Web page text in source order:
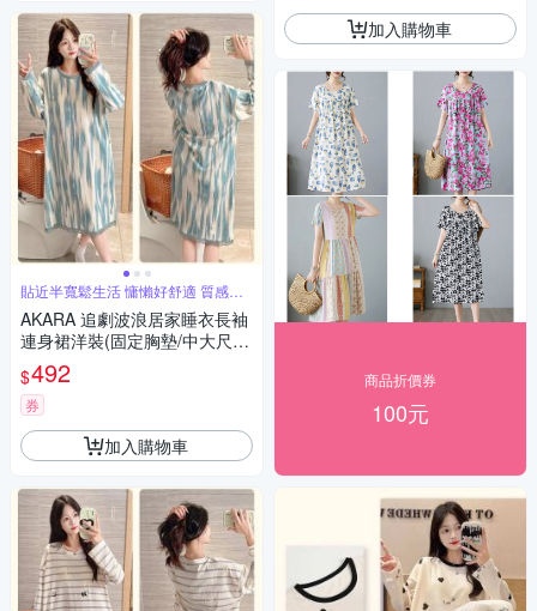
貼近半寬鬆生活 慵懶好舒適 質感居
家
AKARA 追劇波浪居家睡衣長袖
連身裙洋裝(固定胸墊/中大尺碼
2XL/保暖發熱)
$492
券
加入購物車
加入購物車
商品折價券
100元